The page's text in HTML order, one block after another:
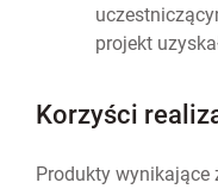
projekt
Korzyści
Produkty wynikające